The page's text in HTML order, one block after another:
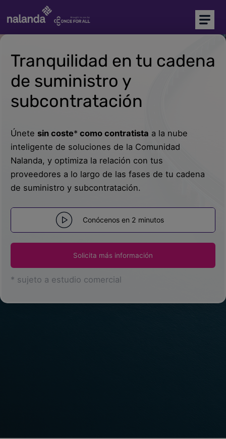
Soy comprador
Inicio
Plataforma CAE
Marketplace
Más soluciones
Tranquilidad en tu cadena
de suministro y
subcontratación
Únete sin coste* como contratista a la nube
inteligente de soluciones de la Comunidad
Nalanda, y optimiza la relación con tus
proveedores a lo largo de las fases de tu cadena
de suministro y subcontratación.
Conócenos en 2 minutos
Solicita más información
* sujeto a estudio comercial